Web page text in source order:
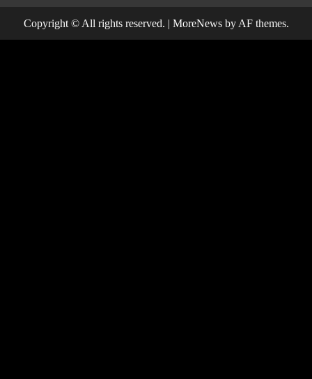
Copyright © All rights reserved. | MoreNewsby AF themes.